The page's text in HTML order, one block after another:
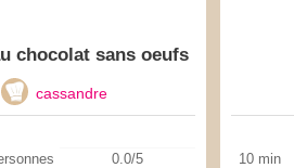
chocolat sans oeufs
cassandre
0.0/5 10 min